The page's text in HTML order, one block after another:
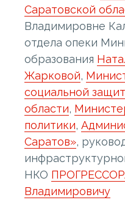
Саратовской
Владимировне
отдела опеки
образования
Жарковой,
социальной
области,
политики,
Саратов»,
НКО ПРОГРЕССОР
Владимировичу